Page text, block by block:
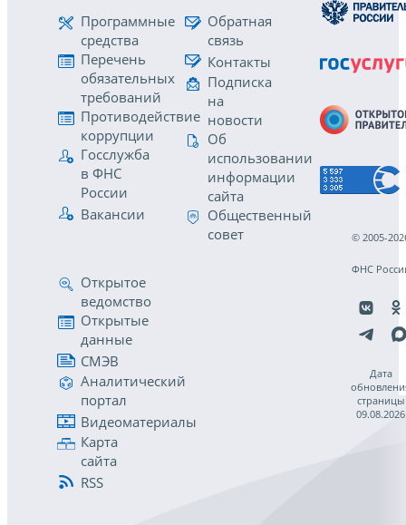
Программные
средства
Перечень
обязательных
требований
Противодействие
коррупции
Госслужба
в ФНС
России
Вакансии
Обратная
связь
Контакты
Подписка
на
новости
Об
использовании
информации
сайта
Общественный
совет
Открытое
ведомство
Открытые
данные
СМЭВ
Аналитический
портал
Видеоматериалы
Карта
сайта
RSS
© 2005-
ФНС
Дата
страницы
09.08.2026